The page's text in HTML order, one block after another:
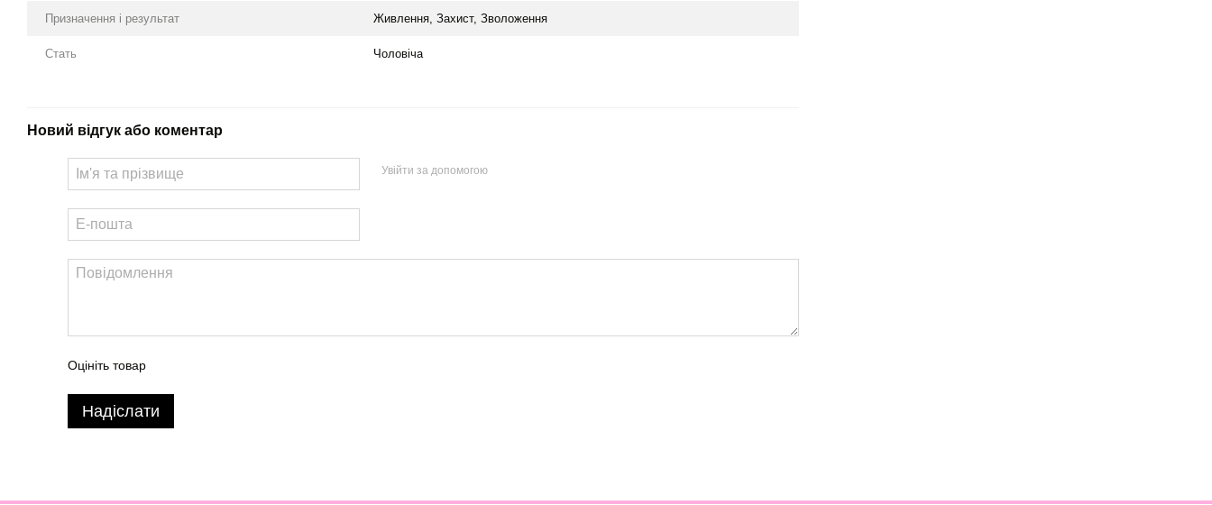
Призначення і результат Живлення, Захист, Зволоження
Стать Чоловіча
Новий відгук або коментар
Увійти за допомогою
Оцініть товар
Надіслати